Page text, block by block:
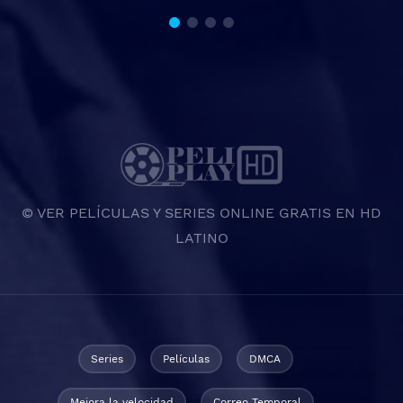
© VER PELÍCULAS Y SERIES ONLINE GRATIS EN HD
LATINO
Series Películas DMCA